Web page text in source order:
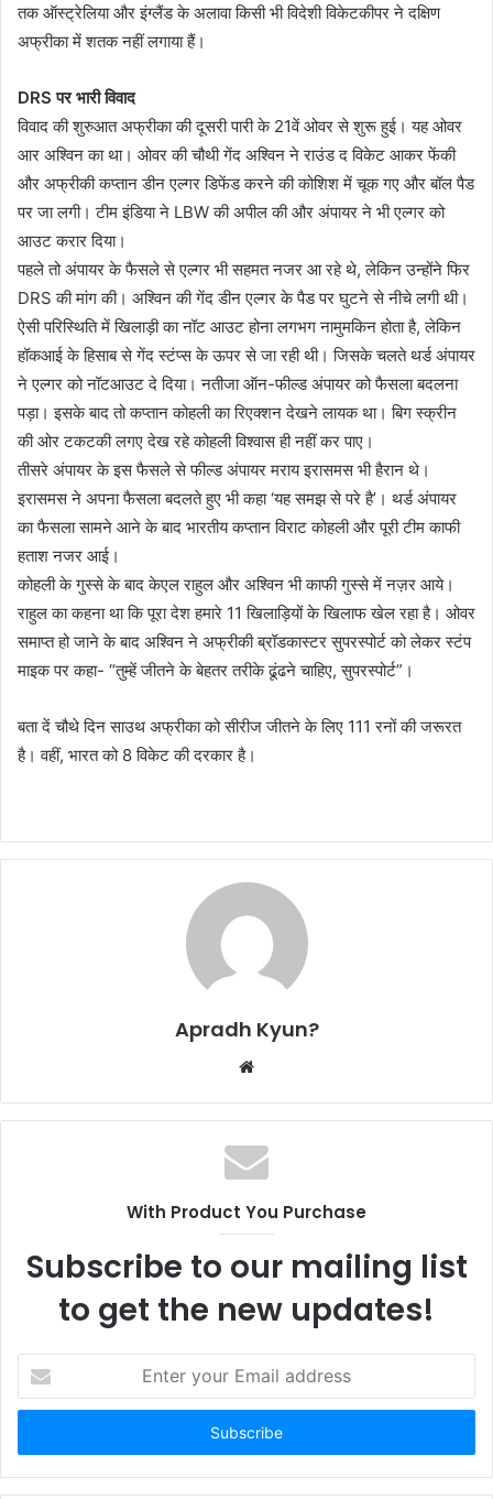
तक ऑस्ट्रेलिया और इंग्लैंड के अलावा किसी भी विदेशी विकेटकीपर ने दक्षिण
अफ्रीका में शतक नहीं लगाया हैं।
DRS पर भारी विवाद
विवाद की शुरुआत अफ्रीका की दूसरी पारी के 21वें ओवर से शुरू हुई। यह ओवर
आर अश्विन का था। ओवर की चौथी गेंद अश्विन ने राउंड द विकेट आकर फेंकी
और अफ्रीकी कप्तान डीन एल्गर डिफेंड करने की कोशिश में चूक गए और बॉल पैड
पर जा लगी। टीम इंडिया ने LBW की अपील की और अंपायर ने भी एल्गर को
आउट करार दिया।
पहले तो अंपायर के फैसले से एल्गर भी सहमत नजर आ रहे थे, लेकिन उन्होंने फिर
DRS की मांग की। अश्विन की गेंद डीन एल्गर के पैड पर घुटने से नीचे लगी थी।
ऐसी परिस्थिति में खिलाड़ी का नॉट आउट होना लगभग नामुमकिन होता है, लेकिन
हॉकआई के हिसाब से गेंद स्टंप्स के ऊपर से जा रही थी। जिसके चलते थर्ड अंपायर
ने एल्गर को नॉटआउट दे दिया। नतीजा ऑन-फील्‍ड अंपायर को फैसला बदलना
पड़ा। इसके बाद तो कप्तान कोहली का रिएक्शन देखने लायक था। बिग स्क्रीन
की ओर टकटकी लगए देख रहे कोहली विश्वास ही नहीं कर पाए।
तीसरे अंपायर के इस फैसले से फील्ड अंपायर मराय इरासमस भी हैरान थे।
इरासमस ने अपना फैसला बदलते हुए भी कहा ‘यह समझ से परे है’। थर्ड अंपायर
का फैसला सामने आने के बाद भारतीय कप्तान विराट कोहली और पूरी टीम काफी
हताश नजर आई।
कोहली के गुस्से के बाद केएल राहुल और अश्विन भी काफी गुस्से में नज़र आये।
राहुल का कहना था कि पूरा देश हमारे 11 खिलाड़ियों के खिलाफ खेल रहा है। ओवर
समाप्त हो जाने के बाद अश्विन ने अफ्रीकी ब्रॉडकास्टर सुपरस्पोर्ट को लेकर स्टंप
माइक पर कहा- “तुम्हें जीतने के बेहतर तरीके ढूंढने चाहिए, सुपरस्पोर्ट”।
बता दें चौथे दिन साउथ अफ्रीका को सीरीज जीतने के लिए 111 रनों की जरूरत
है। वहीं, भारत को 8 विकेट की दरकार है।
Apradh Kyun?
b
s
i
e
With Product You Purchase
Subscribe to our mailing list
to get the new updates!
t
r
y